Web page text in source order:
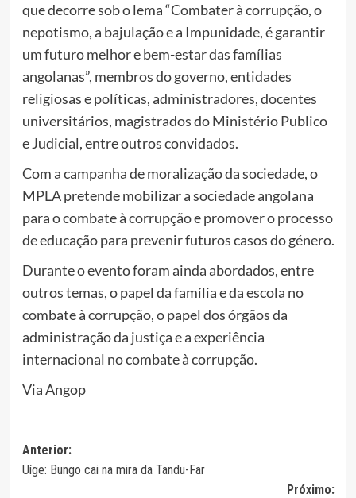
que decorre sob o lema “Combater à corrupção, o
nepotismo, a bajulação e a Impunidade, é garantir
um futuro melhor e bem-estar das famílias
angolanas”, membros do governo, entidades
religiosas e políticas, administradores, docentes
universitários, magistrados do Ministério Publico
e Judicial, entre outros convidados.
Com a campanha de moralização da sociedade, o
MPLA pretende mobilizar a sociedade angolana
para o combate à corrupção e promover o processo
de educação para prevenir futuros casos do género.
Durante o evento foram ainda abordados, entre
outros temas, o papel da família e da escola no
combate à corrupção, o papel dos órgãos da
administração da justiça e a experiência
internacional no combate à corrupção.
Via Angop
Navegação
de
Anterior:
Uíge: Bungo cai na mira da Tandu-Far
Próximo: